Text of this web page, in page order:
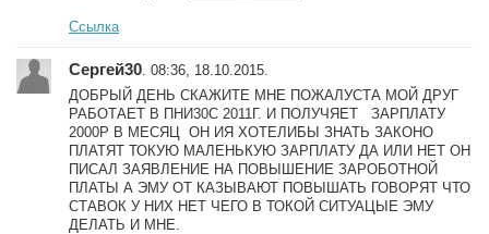
Ссылка
Сергей30 . 08:36, 18.10.2015.
ДОБРЫЙ ДЕНЬ СКАЖИТЕ МНЕ ПОЖАЛУСТА МОЙ ДРУГ
РАБОТАЕТ В ПНИ30С 2011Г. И ПОЛУЧЯЕТ ЗАРПЛАТУ
2000Р В МЕСЯЦ ОН ИЯ ХОТЕЛИБЫ ЗНАТЬ ЗАКОНО
ПЛАТЯТ ТОКУЮ МАЛЕНЬКУЮ ЗАРПЛАТУ ДА ИЛИ НЕТ ОН
ПИСАЛ ЗАЯВЛЕНИЕ НА ПОВЫШЕНИЕ ЗАРОБОТНОЙ
ПЛАТЫ А ЭМУ ОТ КАЗЫВАЮТ ПОВЫШАТЬ ГОВОРЯТ ЧТО
СТАВОК У НИХ НЕТ ЧЕГО В ТОКОЙ СИТУАЦЫЕ ЭМУ
ДЕЛАТЬ И МНЕ.